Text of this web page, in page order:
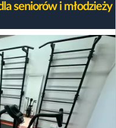
seniorów i młodzieży